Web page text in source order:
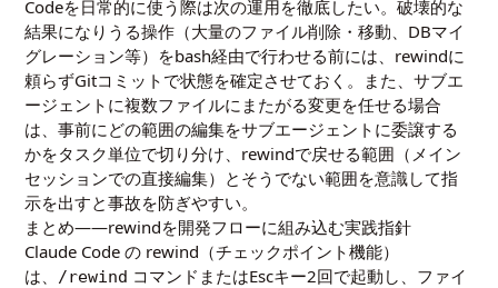
Codeを日常的に使う際は次の運用を徹底したい。破壊的な
結果になりうる操作（大量のファイル削除・移動、DBマイ
グレーション等）をbash経由で行わせる前には、rewindに
頼らずGitコミットで状態を確定させておく。また、サブエ
ージェントに複数ファイルにまたがる変更を任せる場合
は、事前にどの範囲の編集をサブエージェントに委譲する
かをタスク単位で切り分け、rewindで戻せる範囲（メイン
セッションでの直接編集）とそうでない範囲を意識して指
示を出すと事故を防ぎやすい。
まとめ――rewindを開発フローに組み込む実践指針
Claude Code の rewind（チェックポイント機能）
は、 /rewind コマンドまたはEscキー2回で起動し、ファイ